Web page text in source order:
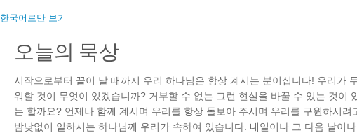
한국어로만 보기
오늘의 묵상
시작으로부터 끝이 날 때까지 우리 하나님은 항상 계시는 분이십니다! 우리가
워할 것이 무엇이 있겠습니까? 거부할 수 없는 그런 현실을 바꿀 수 있는 것이
는 할까요? 언제나 함께 계시며 우리를 항상 돌보아 주시며 우리를 구원하시려
밤낮없이 일하시는 하나님께 우리가 속하여 있습니다. 내일이나 그 다음 날이